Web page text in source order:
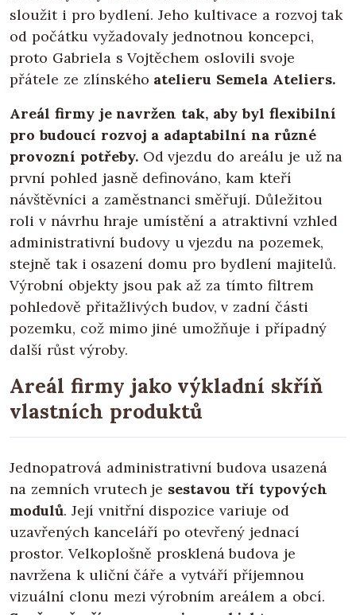
sloužit i pro bydlení. Jeho kultivace a rozvoj tak
od počátku vyžadovaly jednotnou koncepci,
proto Gabriela s Vojtěchem oslovili svoje
přátele ze zlínského atelieru Semela Ateliers.
Areál firmy je navržen tak, aby byl flexibilní
pro budoucí rozvoj a adaptabilní na různé
provozní potřeby.Od vjezdu do areálu je už na
první pohled jasně definováno, kam kteří
návštěvníci a zaměstnanci směřují. Důležitou
roli v návrhu hraje umístění a atraktivní vzhled
administrativní budovy u vjezdu na pozemek,
stejně tak i osazení domu pro bydlení majitelů.
Výrobní objekty jsou pak až za tímto filtrem
pohledově přitažlivých budov, v zadní části
pozemku, což mimo jiné umožňuje i případný
další růst výroby.
Areál firmy jako výkladní skříň
vlastních produktů
Jednopatrová administrativní budova usazená
na zemních vrutech je sestavou tří typových
modulů. Její vnitřní dispozice variuje od
uzavřených kanceláří po otevřený jednací
prostor. Velkoplošně prosklená budova je
navržena k uliční čáře a vytváří příjemnou
vizuální clonu mezi výrobním areálem a obcí.